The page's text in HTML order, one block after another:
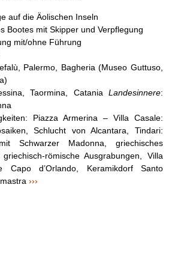
auf die Äolischen Inseln
Bootes mit Skipper und Verpflegung
mit/ohne Führung
Palermo, Bagheria (Museo Guttuso,
Taormina, Catania Landesinnere:
Piazza Armerina – Villa Casale:
Schlucht von Alcantara, Tindari:
Schwarzer Madonna, griechisches
römische Ausgrabungen, Villa
Capo d’Orlando, Keramikdorf Santo
›››